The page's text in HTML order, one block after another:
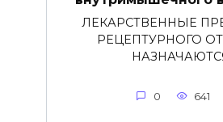
ЛЕКАРСТВЕННЫЕ
РЕЦЕПТУРНОГО
0 641